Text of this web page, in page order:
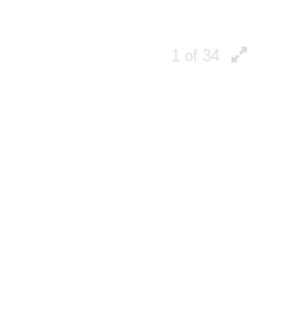
1 of 34